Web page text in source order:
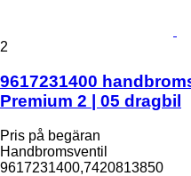
2
9617231400
Premium 2 | 05 dragbil
Pris på begäran
Handbromsventil
9617231400,7420813850